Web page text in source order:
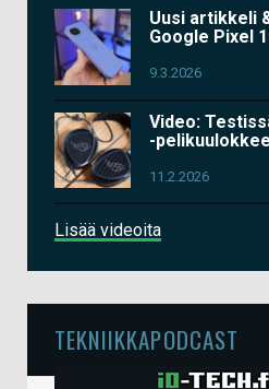
Uusi artikkeli
Google Pixel
9.3.2026
Video:
-
11.2.2026
Lisää videoita
TEKNIIKKAPODCAST